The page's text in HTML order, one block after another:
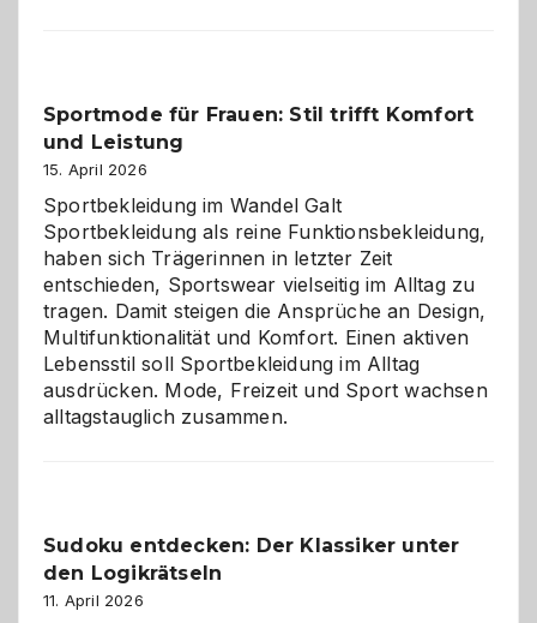
gegen
Chaos
Sportmode für Frauen: Stil trifft Komfort
und Leistung
15. April 2026
Sportbekleidung im Wandel Galt
Sportbekleidung als reine Funktionsbekleidung,
haben sich Trägerinnen in letzter Zeit
entschieden, Sportswear vielseitig im Alltag zu
tragen. Damit steigen die Ansprüche an Design,
Multifunktionalität und Komfort. Einen aktiven
Lebensstil soll Sportbekleidung im Alltag
ausdrücken. Mode, Freizeit und Sport wachsen
alltagstauglich zusammen.
Sudoku entdecken: Der Klassiker unter
den Logikrätseln
11. April 2026